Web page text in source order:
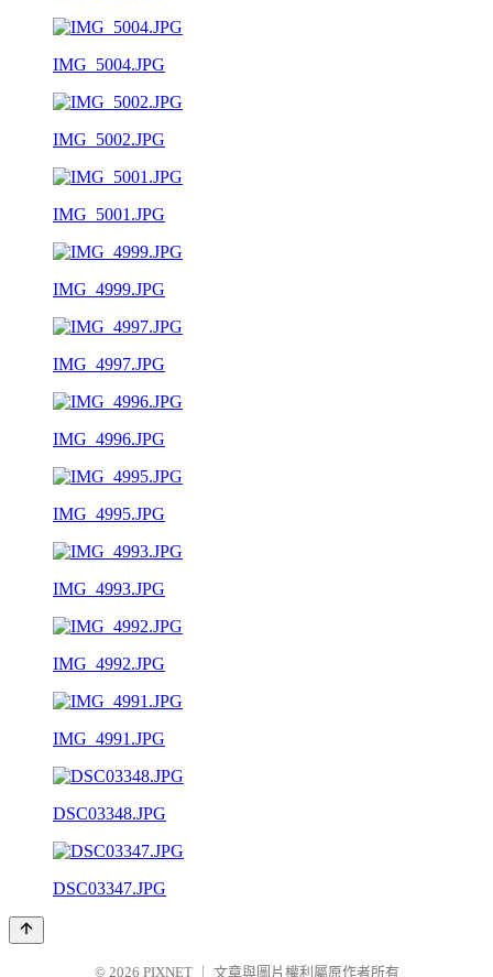
IMG_5004.JPG
IMG_5002.JPG
IMG_5001.JPG
IMG_4999.JPG
IMG_4997.JPG
IMG_4996.JPG
IMG_4995.JPG
IMG_4993.JPG
IMG_4992.JPG
IMG_4991.JPG
DSC03348.JPG
DSC03347.JPG
© 2026 PIXNET 文章與圖片權利屬原作者所有